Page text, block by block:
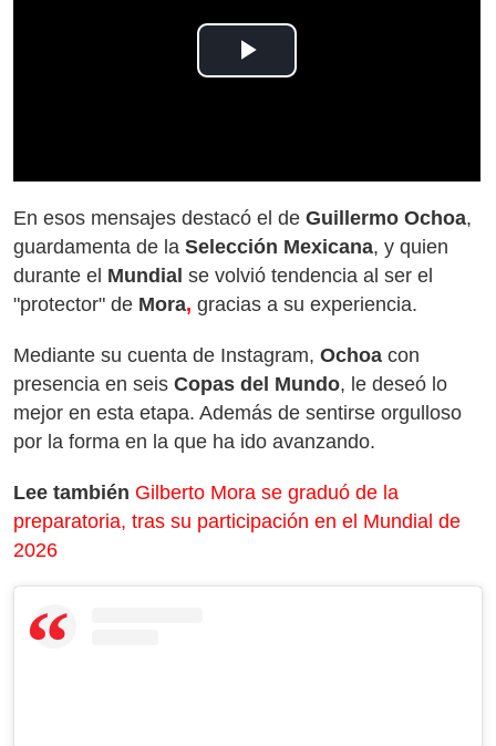
Play
En esos mensajes destacó el de Guillermo Ochoa,
guardamenta de la Selección Mexicana, y quien
durante el Mundial se volvió tendencia al ser el
"protector" de Mora, gracias a su experiencia.
Mediante su cuenta de Instagram, Ochoa con
presencia en seis Copas del Mundo, le deseó lo
mejor en esta etapa. Además de sentirse orgulloso
por la forma en la que ha ido avanzando.
Lee también Gilberto Mora se graduó de la
preparatoria, tras su participación en el Mundial de
2026